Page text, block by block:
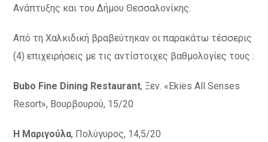
Ανάπτυξης και του Δήμου Θεσσαλονίκης.
Από τη Χαλκιδική βραβεύτηκαν οι παρακάτω τέσσερις
(4) επιχειρήσεις με τις αντίστοιχες βαθμολογίες τους :
Bubo Fine Dining Restaurant, Ξεν. «Ekies All Senses
Resort», Βουρβουρού, 15/20
Η Μαριγούλα, Πολύγυρος, 14,5/20